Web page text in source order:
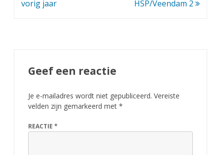
vorig jaar
HSP/Veendam 2
Geef een reactie
Je e-mailadres wordt niet gepubliceerd. Vereiste
velden zijn gemarkeerd met *
REACTIE *